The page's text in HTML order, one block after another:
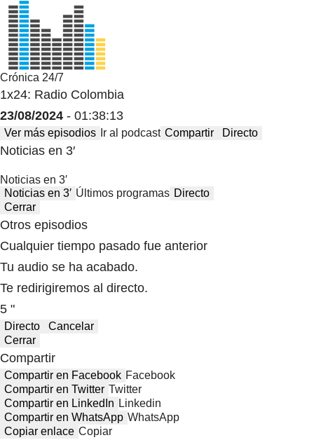
Crónica 24/7
1x24: Radio Colombia
23/08/2024 - 01:38:13
Ver más episodios Ir al podcast Compartir Directo
Noticias en 3′
Noticias en 3′
Noticias en 3′ Últimos programas Directo
Cerrar
Otros episodios
Cualquier tiempo pasado fue anterior
Tu audio se ha acabado.
Te redirigiremos al directo.
5 "
Directo
Cancelar
Cerrar
Compartir
Compartir en Facebook Facebook
Compartir en Twitter Twitter
Compartir en LinkedIn Linkedin
Compartir en WhatsApp WhatsApp
Copiar enlace Copiar